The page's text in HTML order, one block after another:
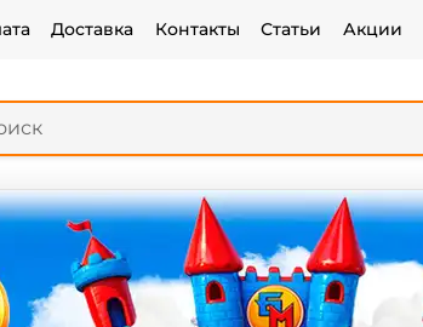
Доставка Контакты Статьи Акции